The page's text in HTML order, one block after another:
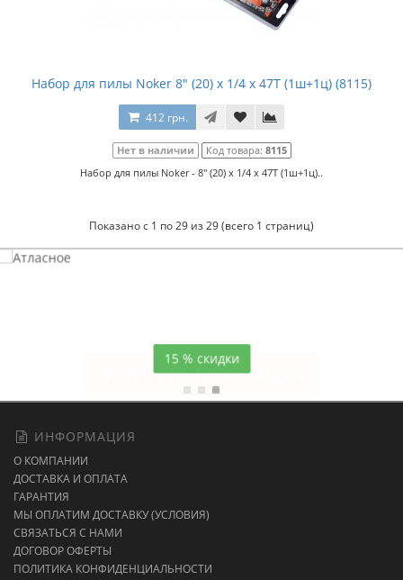
Набор для пилы Noker 8" (20) x 1/4 x 47T (1ш+1ц) (8115)
412 грн.
Нет в наличии Код товара: 8115
Набор для пилы Noker - 8" (20) x 1/4 x 47T (1ш+1ц)..
Показано с 1 по 29 из 29 (всего 1 страниц)
15 % скидки
ИНФОРМАЦИЯ
О КОМПАНИИ
ДОСТАВКА И ОПЛАТА
ГАРАНТИЯ
МЫ ОПЛАТИМ ДОСТАВКУ (УСЛОВИЯ)
СВЯЗАТЬСЯ С НАМИ
ДОГОВОР ОФЕРТЫ
ПОЛИТИКА КОНФИДЕНЦИАЛЬНОСТИ